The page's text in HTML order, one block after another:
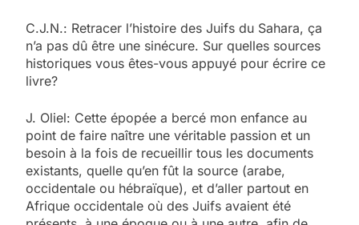
C.J.N.: Retracer l’histoire des Juifs du Sahara, ça
n’a pas dû être une sinécure. Sur quelles sources
historiques vous êtes-vous appuyé pour écrire ce
livre?
J. Oliel: Cette épopée a bercé mon enfance au
point de faire naître une véritable passion et un
besoin à la fois de recueillir tous les documents
existants, quelle qu’en fût la source (arabe,
occidentale ou hébraïque), et d’aller partout en
Afrique occidentale où des Juifs avaient été